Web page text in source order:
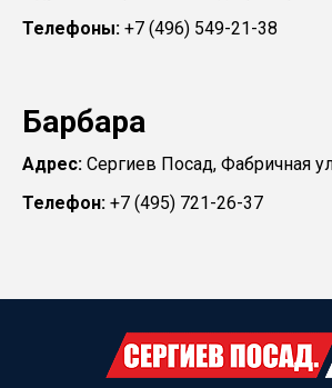
Телефоны: +7 (496) 549-21-38
Барбара
Адрес: Сергиев Посад, Фабричная
Телефон: +7 (495) 721-26-37